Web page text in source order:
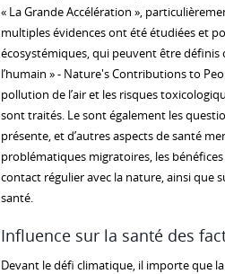
« La Grande Accélération »,
multiples évidences ont été étudiées et
écosystémiques, qui peuvent être
l’humain » - Nature's Contributions to
pollution de l’air et les risques
sont traités. Le sont également les
présente, et d’autres aspects de santé
problématiques migratoires, les
contact régulier avec la nature, ainsi que
santé.
Influence sur la santé des
Devant le défi climatique, il importe que